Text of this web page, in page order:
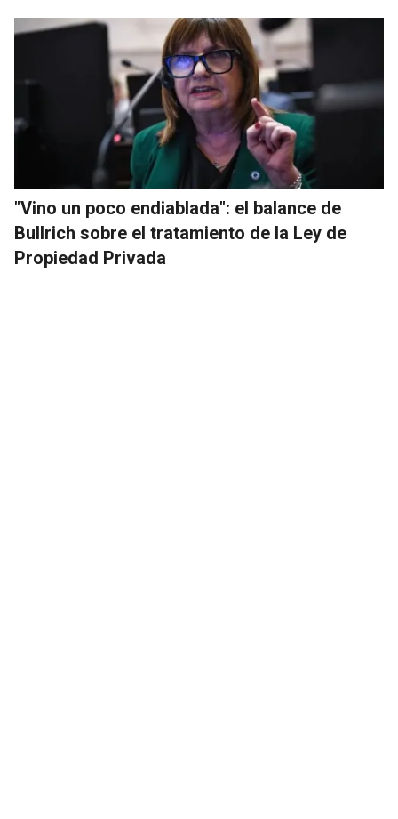
"Vino un poco endiablada": el balance de
Bullrich sobre el tratamiento de la Ley de
Propiedad Privada